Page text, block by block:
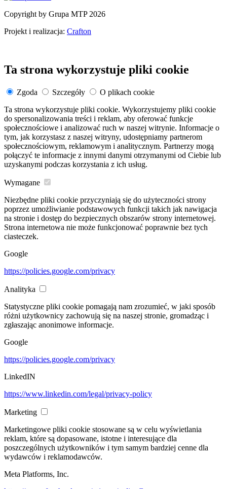
Copyright by Grupa MTP 2026
Projekt i realizacja: Crafton
Ta strona wykorzystuje pliki cookie
Zgoda Szczegóły
O plikach cookie
Ta strona wykorzystuje pliki cookie. Wykorzystujemy pliki cookie
do spersonalizowania treści i reklam, aby oferować funkcje
społecznościowe i analizować ruch w naszej witrynie. Informacje o
tym, jak korzystasz z naszej witryny, udostępniamy partnerom
społecznościowym, reklamowym i analitycznym. Partnerzy mogą
połączyć te informacje z innymi danymi otrzymanymi od Ciebie lub
uzyskanymi podczas korzystania z ich usług.
Wymagane
Niezbędne pliki cookie przyczyniają się do użyteczności strony
poprzez umożliwianie podstawowych funkcji takich jak nawigacja
na stronie i dostęp do bezpiecznych obszarów strony internetowej.
Strona internetowa nie może funkcjonować poprawnie bez tych
ciasteczek.
Google
https://policies.google.com/privacy
Analityka
Statystyczne pliki cookie pomagają nam zrozumieć, w jaki sposób
różni użytkownicy zachowują się na naszej stronie, gromadząc i
zgłaszając anonimowe informacje.
Google
https://policies.google.com/privacy
LinkedIN
https://www.linkedin.com/legal/privacy-policy
Marketing
Marketingowe pliki cookie stosowane są w celu wyświetlania
reklam, które są dopasowane, istotne i interesujące dla
poszczególnych użytkowników i tym samym bardziej cenne dla
wydawców i reklamodawców.
Meta Platforms, Inc.